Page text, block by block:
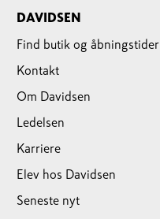
DAVIDSEN
Find butik og åbningstider
Kontakt
Om Davidsen
Ledelsen
Karriere
Elev hos Davidsen
Seneste nyt